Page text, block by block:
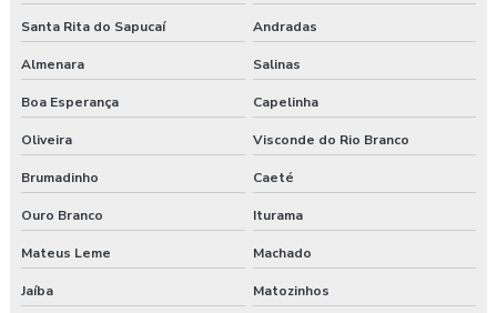
Nr 31 treinamento máquinas agrícolas
Orçamento laudo ergonômico
Pgr rural
Pgr segurança do trabalho esocial
Pgr segurança do trabalho nr
Santa Rita do Sapucaí Andradas
Almenara Salinas
Boa Esperança Capelinha
Oliveira Visconde do Rio Branco
Brumadinho Caeté
Ouro Branco Iturama
Mateus Leme Machado
Jaíba Matozinhos